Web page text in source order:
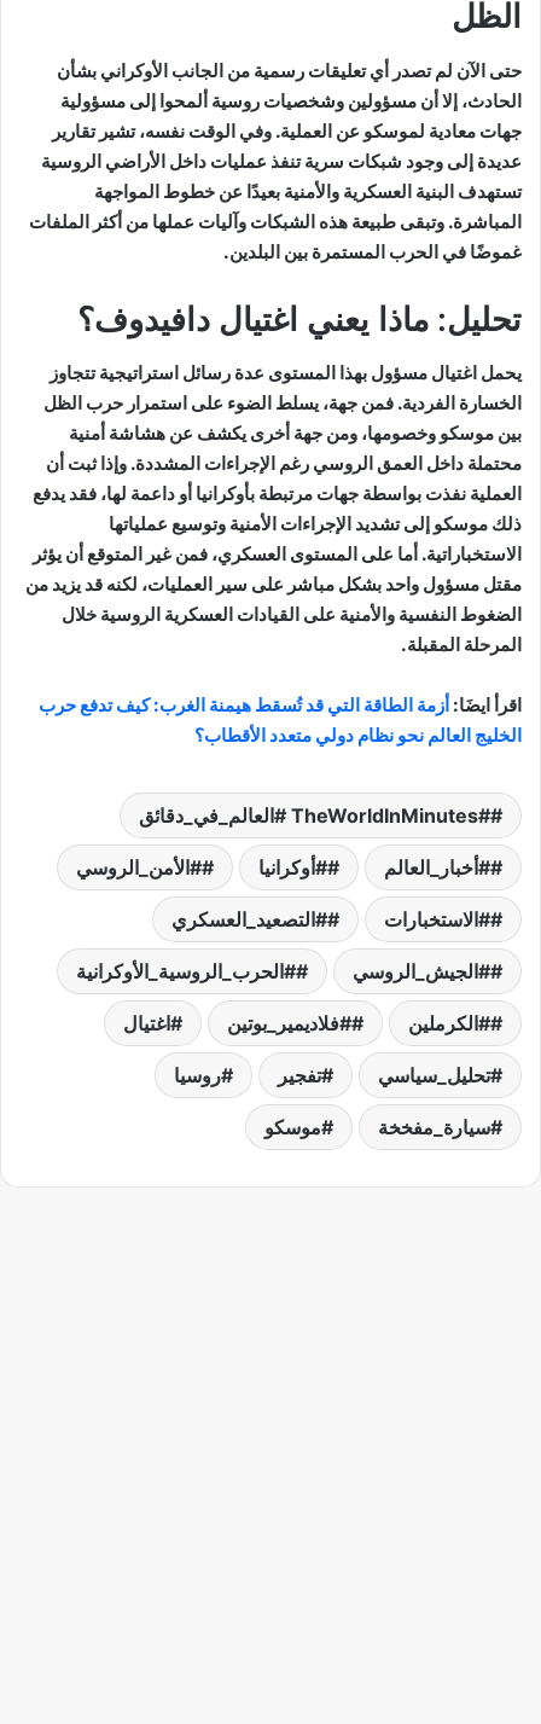
الظل
حتى الآن لم تصدر أي تعليقات رسمية من الجانب الأوكراني بشأن
الحادث، إلا أن مسؤولين وشخصيات روسية ألمحوا إلى مسؤولية
جهات معادية لموسكو عن العملية. وفي الوقت نفسه، تشير تقارير
عديدة إلى وجود شبكات سرية تنفذ عمليات داخل الأراضي الروسية
تستهدف البنية العسكرية والأمنية بعيدًا عن خطوط المواجهة
المباشرة. وتبقى طبيعة هذه الشبكات وآليات عملها من أكثر الملفات
غموضًا في الحرب المستمرة بين البلدين.
تحليل: ماذا يعني اغتيال دافيدوف؟
يحمل اغتيال مسؤول بهذا المستوى عدة رسائل استراتيجية تتجاوز
الخسارة الفردية. فمن جهة، يسلط الضوء على استمرار حرب الظل
بين موسكو وخصومها، ومن جهة أخرى يكشف عن هشاشة أمنية
محتملة داخل العمق الروسي رغم الإجراءات المشددة. وإذا ثبت أن
العملية نفذت بواسطة جهات مرتبطة بأوكرانيا أو داعمة لها، فقد يدفع
ذلك موسكو إلى تشديد الإجراءات الأمنية وتوسيع عملياتها
الاستخباراتية. أما على المستوى العسكري، فمن غير المتوقع أن يؤثر
مقتل مسؤول واحد بشكل مباشر على سير العمليات، لكنه قد يزيد من
الضغوط النفسية والأمنية على القيادات العسكرية الروسية خلال
المرحلة المقبلة.
اقرأ ايضَا: أزمة الطاقة التي قد تُسقط هيمنة الغرب: كيف تدفع حرب
الخليج العالم نحو نظام دولي متعدد الأقطاب؟
#TheWorldInMinutes #العالم_في_دقائق
#أخبار_العالم #أوكرانيا #الأمن_الروسي
#الاستخبارات #التصعيد_العسكري
#الجيش_الروسي #الحرب_الروسية_الأوكرانية
#الكرملين #فلاديمير_بوتين اغتيال
تحليل_سياسي تفجير روسيا
سيارة_مفخخة موسكو